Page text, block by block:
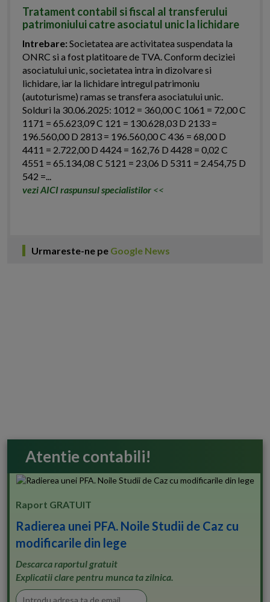
Tratament contabil si fiscal al transferului
patrimoniului catre asociatul unic la lichidare
Intrebare:Societatea are activitatea suspendata la
ONRC si a fost platitoare de TVA. Conform deciziei
asociatului unic, societatea intra in dizolvare si
lichidare, iar la lichidare intregul patrimoniu
(autoturisme) ramas se transfera asociatului unic.
Solduri la 30.06.2025: 1012 = 360,00 C 1061 = 72,00 C
1171 = 65.623,09 C 121 = 130.628,03 D 2133 =
196.560,00 D 2813 = 196.560,00 C 436 = 68,00 D
4411 = 2.722,00 D 4424 = 162,76 D 4428 = 0,02 C
4551 = 65.134,08 C 5121 = 23,06 D 5311 = 2.454,75 D
542 =...
vezi AICI raspunsul specialistilor <<
Urmareste-ne pe Google News
Atentie contabili!
Raport GRATUIT
Radierea unei PFA. Noile Studii de Caz cu
modificarile din lege
Descarca raportul gratuit
Explicatii clare pentru munca ta zilnica.